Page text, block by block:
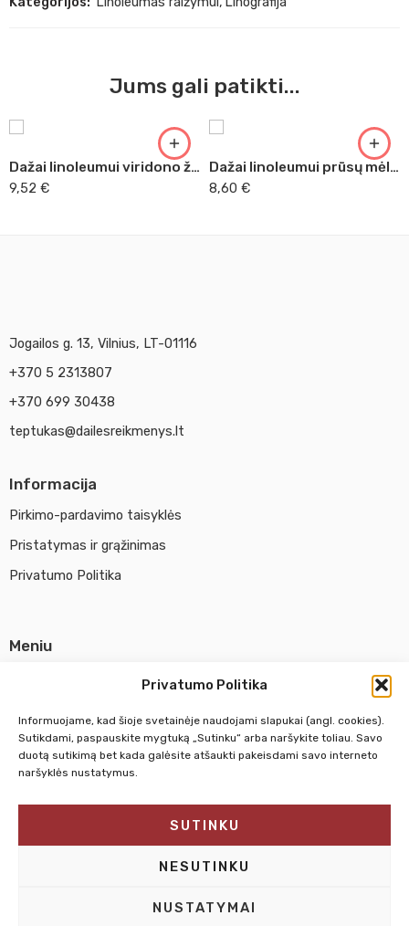
Privatumo Politika
Informuojame, kad šioje svetainėje naudojami slapukai (angl. cookies).
Sutikdami, paspauskite mygtuką „Sutinku“ arba naršykite toliau. Savo
duotą sutikimą bet kada galėsite atšaukti pakeisdami savo interneto
naršyklės nustatymus.
SUTINKU
NESUTINKU
NUSTATYMAI
Jums gali patikti...
Dažai linoleumui viridono žalia Essdee 300 ml
9,52 €
Dažai linoleumui prūsų mėlyna Adigraf
8,60 €
Jogailos g. 13, Vilnius, LT-01116
+370 5 2313807
+370 699 30438
teptukas@dailesreikmenys.lt
Informacija
Pirkimo-pardavimo taisyklės
Pristatymas ir grąžinimas
Privatumo Politika
Meniu
Susisiekti su mumis